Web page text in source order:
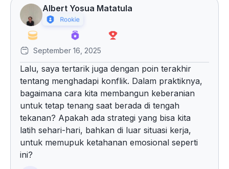
Albert Yosua Matatula
September 16, 2025
Lalu, saya tertarik juga dengan poin terakhir
tentang menghadapi konflik. Dalam praktiknya,
bagaimana cara kita membangun keberanian
untuk tetap tenang saat berada di tengah
tekanan? Apakah ada strategi yang bisa kita
latih sehari-hari, bahkan di luar situasi kerja,
untuk memupuk ketahanan emosional seperti
ini?